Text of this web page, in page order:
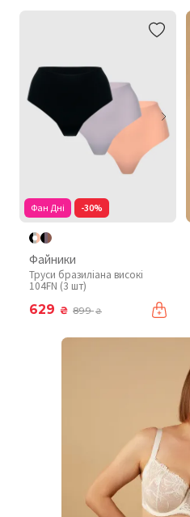
Фан Дні -30%
Файники
Труси бразиліана високі
104FN (3 шт)
629 ₴ 899₴